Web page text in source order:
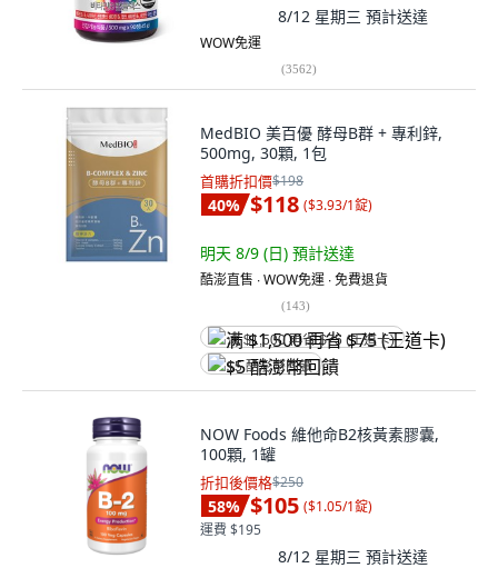
8/12 星期三 預計送達
WOW免運
(3562)
MedBIO 美百優 酵母B群 + 專利鋅,
500mg, 30顆, 1包
首購折扣價$198
40% $118 ($3.93/1錠)
明天 8/9 (日) 預計送達
酷澎直售 ∙ WOW免運 ∙ 免費退貨
(143)
满 $1,500 再省 $75 (王道卡)
$5 酷澎幣回饋
NOW Foods 維他命B2核黃素膠囊,
100顆, 1罐
折扣後價格$250
58% $105 ($1.05/1錠)
運費 $195
8/12 星期三 預計送達